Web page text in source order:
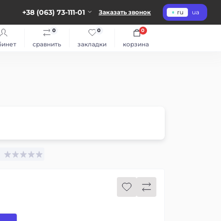
+38 (063) 73-111-01 Заказать звонок ru ua
сравнить
0
закладки
0
корзина
0